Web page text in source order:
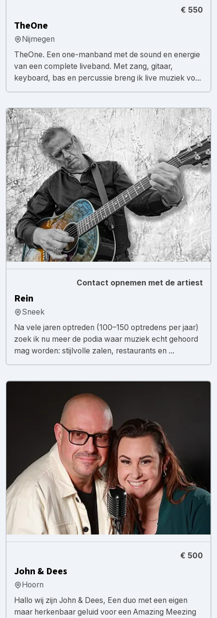
€ 550
TheOne
Nijmegen
TheOne. Een one-manband met de sound en energie
van een complete liveband. Met zang, gitaar,
keyboard, bas en percussie breng ik live muziek vo...
Contact opnemen met de artiest
Rein
Sneek
Na vele jaren optreden (100–150 optredens per jaar)
zoek ik nu meer de podia waar muziek echt gehoord
mag worden: stijlvolle zalen, restaurants en ...
€ 500
John & Dees
Hoorn
Hallo wij zijn John & Dees, Een duo met een eigen
maar herkenbaar geluid voor een Amazing Meezing